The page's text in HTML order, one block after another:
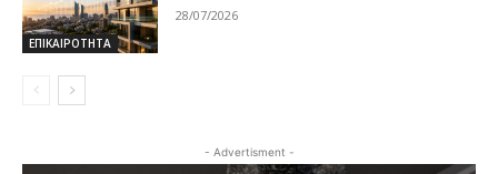
ΕΠΙΚΑΙΡΟΤΗΤΑ
28/07/2026
- Advertisment -